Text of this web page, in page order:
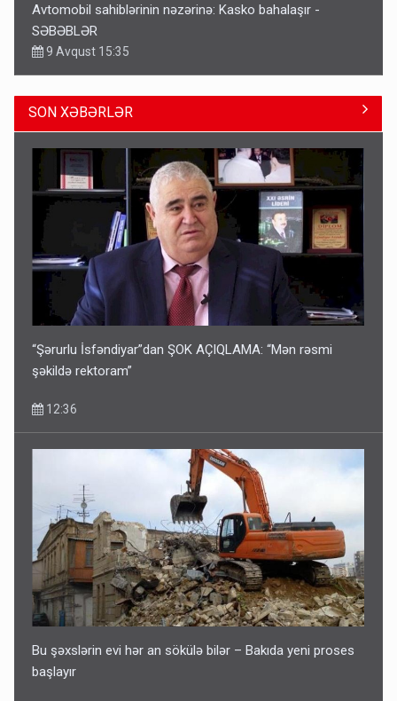
Avtomobil sahiblərinin nəzərinə: Kasko bahalaşır -
SƏBƏBLƏR
9 Avqust 15:35
Bu şəxslərin müavinəti LƏĞV EDİLƏCƏK
11:46
Corab satdığı deyilən qazi ilə bağlı - Daha bir açıqlama
11:40
SON XƏBƏRLƏR
“Şərurlu İsfəndiyar”dan ŞOK AÇIQLAMA: “Mən rəsmi
şəkildə rektoram”
12:36
Bu şəxslərin evi hər an sökülə bilər – Bakıda yeni proses
başlayır